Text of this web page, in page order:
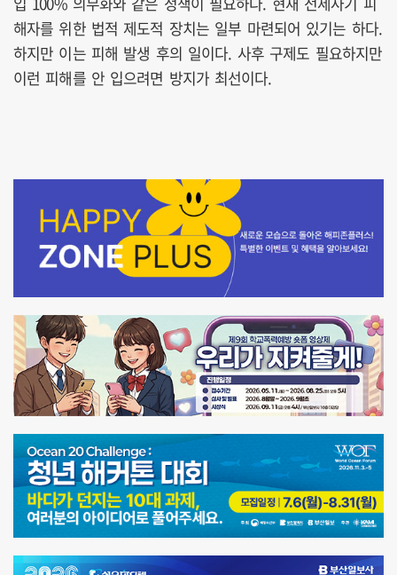
해자를 위한 법적 제도적 장치는 일부 마련되어 있기는 하다.
하지만 이는 피해 발생 후의 일이다. 사후 구제도 필요하지만
이런 피해를 안 입으려면 방지가 최선이다.